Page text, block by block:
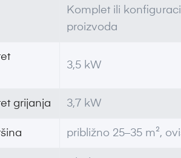
Komplet ili
proizvoda
3,5 kW
grijanja 3,7 kW
približno 25–35 m²,